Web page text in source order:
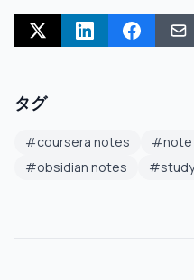
タグ
#coursera notes #note
#obsidian notes #